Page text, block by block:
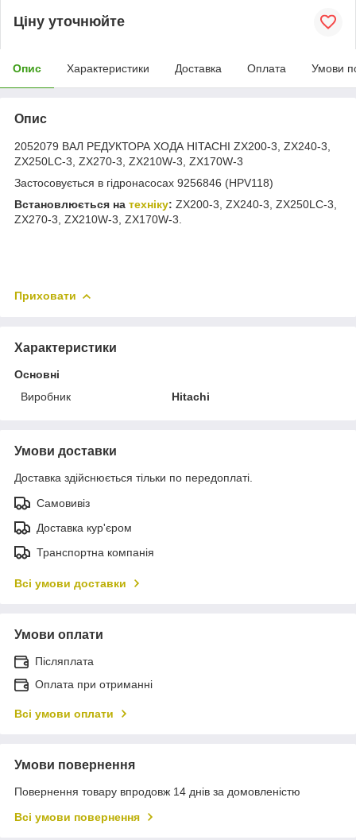
Ціну уточнюйте
Опис Характеристики Доставка Оплата Умови
Опис
2052079 ВАЛ РЕДУКТОРА ХОДА HITACHI ZX200-3, ZX240-3,
ZX250LC-3, ZX270-3, ZX210W-3, ZX170W-3
Застосовується в гідронасосах 9256846 (HPV118)
Встановлюється на техніку: ZX200-3, ZX240-3, ZX250LC-3,
ZX270-3, ZX210W-3, ZX170W-3.
Приховати
Характеристики
Основні
Виробник
Hitachi
Умови доставки
Доставка здійснюється тільки по передоплаті.
Самовивіз
Доставка кур'єром
Транспортна компанія
Всі умови доставки
Умови оплати
Післяплата
Оплата при отриманні
Всі умови оплати
Умови повернення
Повернення товару впродовж 14 днів за домовленістю
Всі умови повернення